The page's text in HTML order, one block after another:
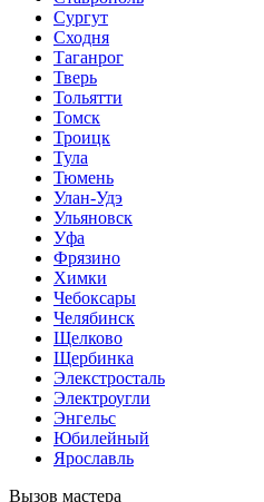
Сургут
Сходня
Таганрог
Тверь
Тольятти
Томск
Троицк
Тула
Тюмень
Улан-Удэ
Ульяновск
Уфа
Фрязино
Химки
Чебоксары
Челябинск
Щелково
Щербинка
Элекстросталь
Электроугли
Энгельс
Юбилейный
Ярославль
Вызов мастера